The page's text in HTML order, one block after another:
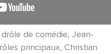
de comédie, Jean-
principaux, Christian